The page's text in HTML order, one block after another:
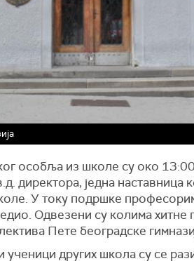
особља из школе су око
директора, једна наставница
У току подршке
Одвезени су колима
Пете београдске
других школа су се